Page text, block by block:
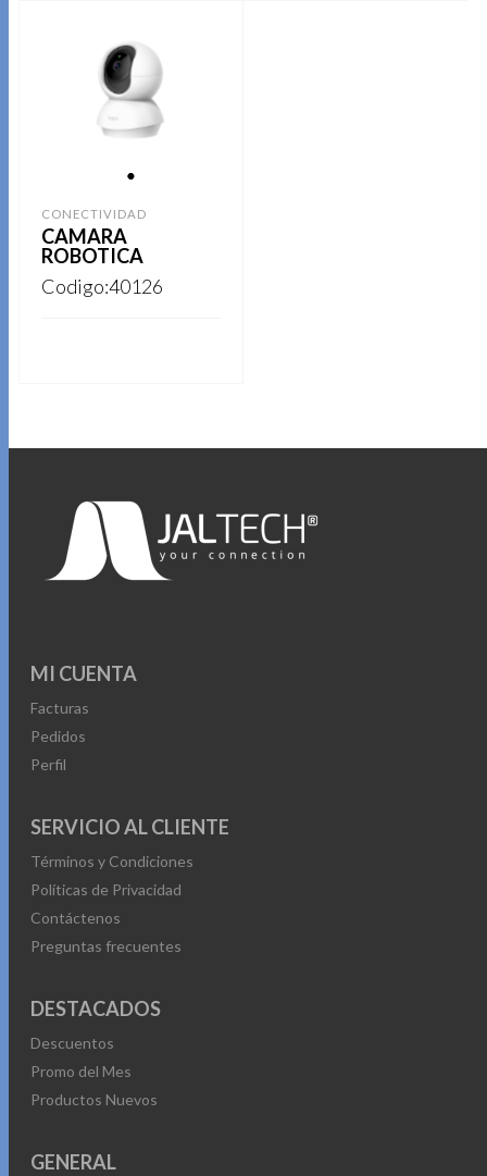
CONECTIVIDAD
CAMARA
ROBOTICA
Codigo:40126
MI CUENTA
Facturas
Pedidos
Perfil
SERVICIO AL CLIENTE
Términos y Condiciones
Políticas de Privacidad
Contáctenos
Preguntas frecuentes
DESTACADOS
Descuentos
Promo del Mes
Productos Nuevos
GENERAL